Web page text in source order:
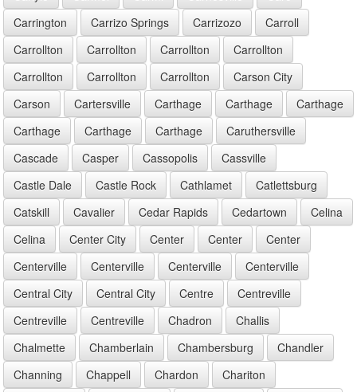
Carrington
Carrizo Springs Carrizozo
Carroll
Carrollton
Carrollton Carrollton
Carrollton
Carrollton
Carrollton Carrollton
Carson City
Carson
Cartersville Carthage Carthage
Carthage
Carthage
Carthage Carthage
Caruthersville
Cascade
Casper Cassopolis
Cassville
Castle Dale
Castle Rock Cathlamet
Catlettsburg
Catskill
Cavalier Cedar Rapids Cedartown
Celina
Celina
Center City Center Center
Center
Centerville
Centerville Centerville
Centerville
Central City
Central City Centre
Centreville
Centreville
Centreville Chadron
Challis
Chalmette
Chamberlain Chambersburg
Chandler
Channing
Chappell Chardon
Chariton